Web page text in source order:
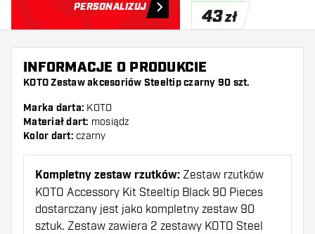
PERSONALIZUJ 43zł
INFORMACJE O PRODUKCIE
KOTO Zestaw akcesoriów Steeltip czarny 90 szt.
Marka darta: KOTO
Materiał dart: mosiądz
Kolor dart: czarny
Kompletny zestaw rzutków: Zestaw rzutków
KOTO Accessory Kit Steeltip Black 90 Pieces
dostarczany jest jako kompletny zestaw 90
sztuk. Zestaw zawiera 2 zestawy KOTO Steel